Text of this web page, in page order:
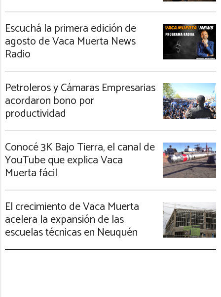
Escuchá la primera edición de
agosto de Vaca Muerta News
Radio
Petroleros y Cámaras Empresarias
acordaron bono por
productividad
Conocé 3K Bajo Tierra, el canal de
YouTube que explica Vaca
Muerta fácil
El crecimiento de Vaca Muerta
acelera la expansión de las
escuelas técnicas en Neuquén